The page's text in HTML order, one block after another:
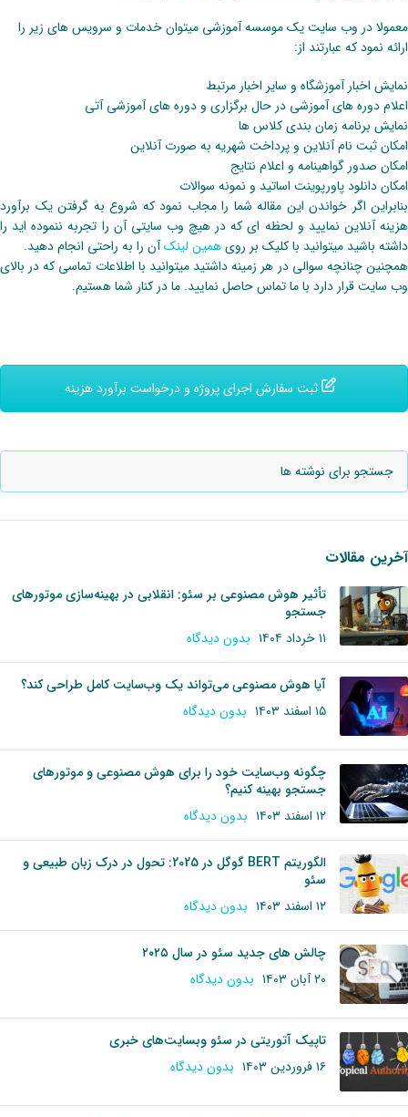
معمولا در وب سایت یک موسسه آموزشی میتوان خدمات و سرویس های زیر را
ارائه نمود که عبارتند از:
نمایش اخبار آموزشگاه و سایر اخبار مرتبط
اعلام دوره های آموزشی در حال برگزاری و دوره های آموزشی آتی
نمایش برنامه زمان بندی کلاس ها
امکان ثبت نام آنلاین و پرداخت شهریه به صورت آنلاین
امکان صدور گواهینامه و اعلام نتایج
امکان دانلود پاورپوینت اساتید و نمونه سوالات
بنابراین اگر خواندن این مقاله شما را مجاب نمود که شروع به گرفتن یک برآورد
هزینه آنلاین نمایید و لحظه ای که در هیچ وب سایتی آن را تجربه ننموده اید را
داشته باشید میتوانید با کلیک بر رویهمین لینکآن را به راحتی انجام دهید.
همچنین چنانچه سوالی در هر زمینه داشتید میتوانید با اطلاعات تماسی که در بالای
وب سایت قرار دارد با ما تماس حاصل نمایید. ما در کنار شما هستیم.
ثبت سفارش اجرای پروژه و درخواست برآورد هزینه
آخرین مقالات
تأثیر هوش مصنوعی بر سئو: انقلابی در بهینه‌سازی موتورهای
جستجو
۱۱ خرداد ۱۴۰۴
بدون دیدگاه
آیا هوش مصنوعی می‌تواند یک وب‌سایت کامل طراحی کند؟
۱۵ اسفند ۱۴۰۳
بدون دیدگاه
چگونه وب‌سایت خود را برای هوش مصنوعی و موتورهای
جستجو بهینه کنیم؟
۱۲ اسفند ۱۴۰۳
بدون دیدگاه
الگوریتم BERT گوگل در 2025: تحول در درک زبان طبیعی و
سئو
۱۲ اسفند ۱۴۰۳
بدون دیدگاه
چالش های جدید سئو در سال ۲۰۲۵
۲۰ آبان ۱۴۰۳
بدون دیدگاه
تاپیک آتوریتی در سئو وبسایت‌های خبری
۱۶ فروردین ۱۴۰۳
بدون دیدگاه